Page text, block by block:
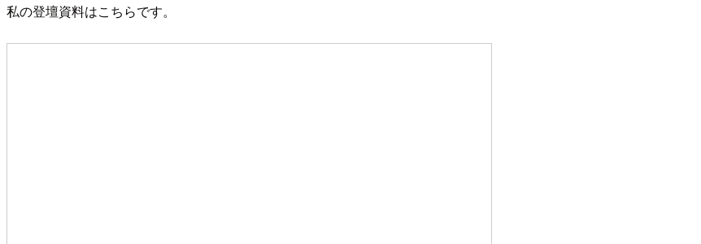
私の登壇資料はこちらです。